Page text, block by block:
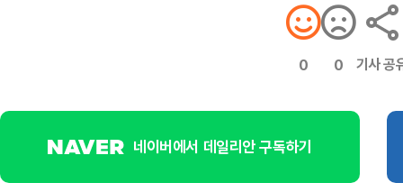
0 0 기사 공
네이버에서 데일리안 구독하기